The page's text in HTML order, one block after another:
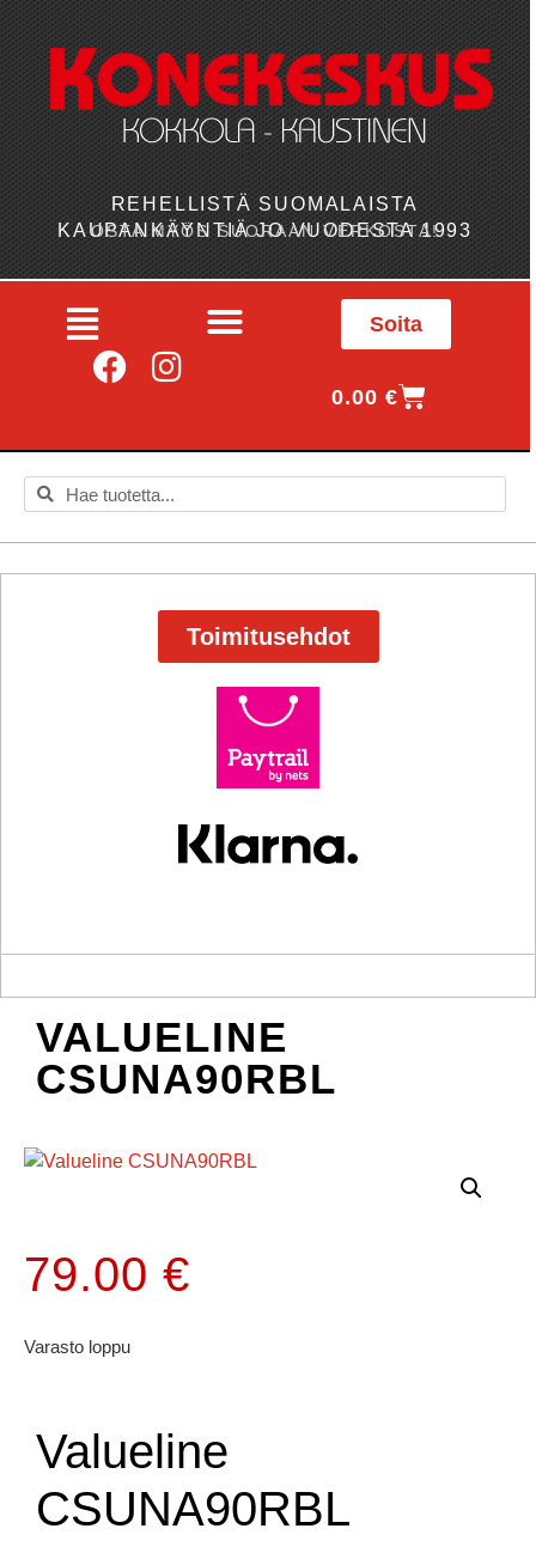
REHELLISTÄ SUOMALAISTA
KAUPANKÄYNTIÄ JO VUODESTA 1993
OSTA MYÖS SUORAAN VERKOSTA!
Soita
0.00€
Toimitusehdot
VALUELINE
CSUNA90RBL
79.00 €
Varasto loppu
Valueline
CSUNA90RBL